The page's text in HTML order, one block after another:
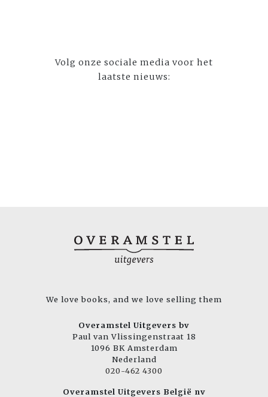
Volg onze sociale media voor het
laatste nieuws:
We love books, and we love selling them
Overamstel Uitgevers bv
Paul van Vlissingenstraat 18
1096 BK Amsterdam
Nederland
020-462 4300
Overamstel Uitgevers België nv